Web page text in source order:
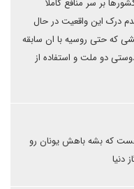
بر سر منافع کاملا
درک این واقعیت در حال
که حتی روسیه با ان سابقه
دو ملت و استفاده از
هست که بشه باهش یونان رو
دنیا